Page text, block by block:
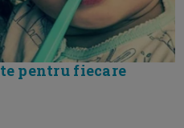
pentru fiecare